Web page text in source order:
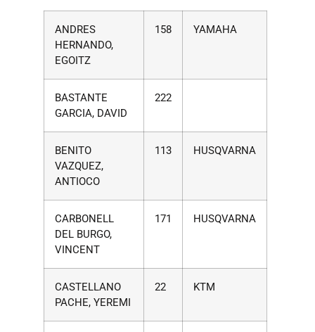
ANDRES
HERNANDO,
EGOITZ
158 YAMAHA
BASTANTE
GARCIA, DAVID
222
BENITO
VAZQUEZ,
ANTIOCO
113 HUSQVARNA
CARBONELL
DEL BURGO,
VINCENT
171 HUSQVARNA
CASTELLANO
PACHE, YEREMI
22 KTM